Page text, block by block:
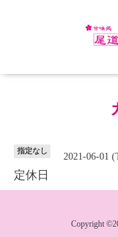
指定なし
2021-06-01
定休日
Copyright